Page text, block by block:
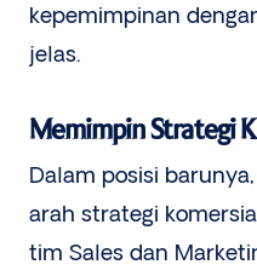
kepemimpinan
jelas.
Memimpin Strategi
Dalam posisi
arah strategi
tim Sales dan